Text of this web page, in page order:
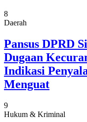
8
Daerah
Pansus DPRD
Dugaan
Indikasi
Menguat
9
Hukum & Kriminal